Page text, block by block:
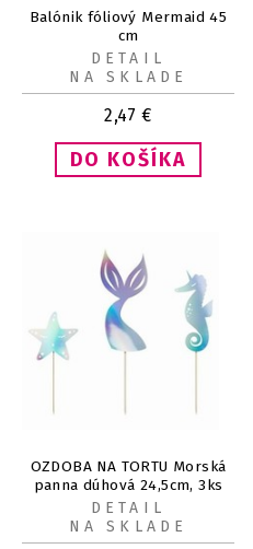
Balónik fóliový Mermaid 45
cm
2,47 €
DETAIL
NA SKLADE
OZDOBA NA TORTU Morská
panna dúhová 24,5cm, 3ks
DETAIL
NA SKLADE